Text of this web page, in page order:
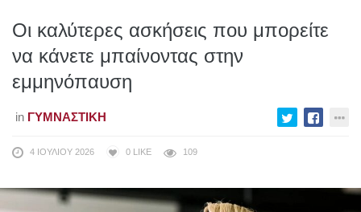
Οι καλύτερες ασκήσεις που μπορείτε
να κάνετε μπαίνοντας στην
εμμηνόπαυση
in ΓΥΜΝΑΣΤΙΚΉ
4 ΙΟΥΛΊΟΥ 2026 0 LIKE 109